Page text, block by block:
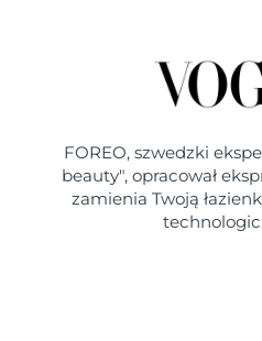
FOREO, szwedzki
beauty", opracował
zamienia Twoją